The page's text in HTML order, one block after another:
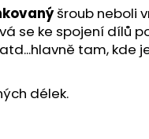
šroub neboli
se ke spojení dílů
tam, kde
délek.